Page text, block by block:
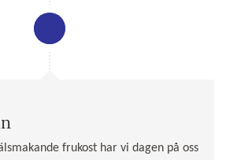
frukost har vi dagen på oss